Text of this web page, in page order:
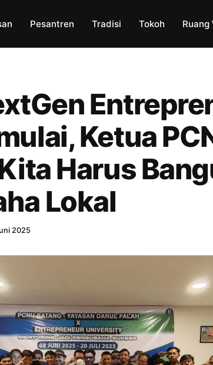
Pesantren Tradisi Tokoh Ruang
Ketua
Harus
Lokal
2025